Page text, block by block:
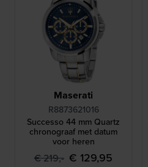
Maserati
R8873621016
Successo 44 mm Quartz
chronograaf met datum
voor heren
€ 219,- € 129,95